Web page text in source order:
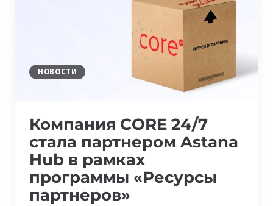
ТЕХНОЛОГИЧЕСКИЕ
ЗАДАЧИ
IT-
РЫНКЕ
ИННОВАЦИОННЫЕ
РЕШЕНИЯ
НОВОСТИ
Компания CORE 24/7
стала партнером Astana
Hub в рамках
программы «Ресурсы
партнеров»